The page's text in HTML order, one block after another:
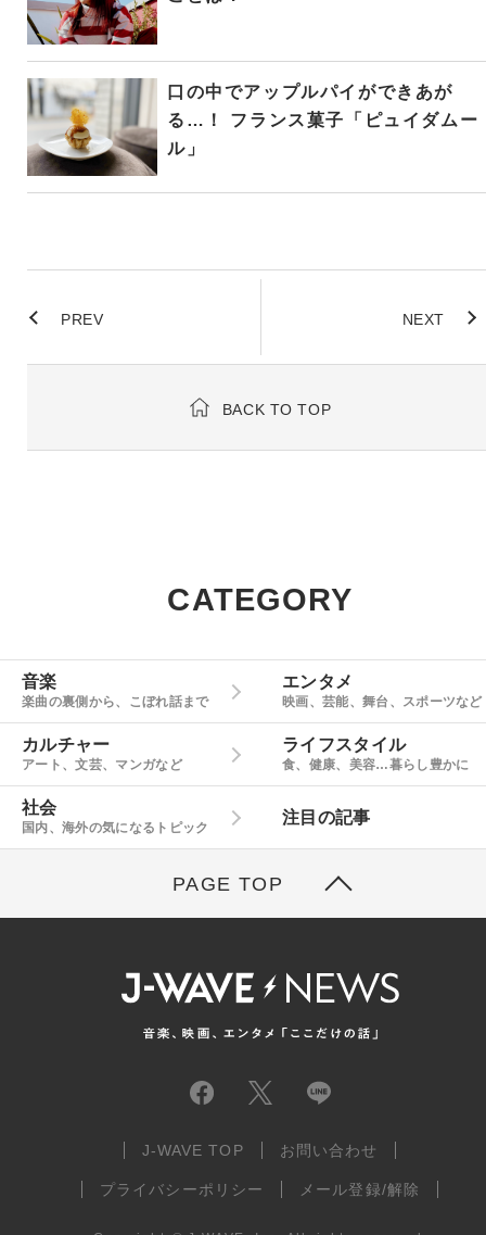
口の中でアップルパイができあが
る…！ フランス菓子「ピュイダムー
ル」
PREV NEXT
BACK TO TOP
CATEGORY
音楽
楽曲の裏側から、こぼれ話まで
エンタメ
映画、芸能、舞台、スポーツなど
カルチャー
アート、文芸、マンガなど
ライフスタイル
食、健康、美容…暮らし豊かに
社会
国内、海外の気になるトピック
注目の記事
PAGE TOP
J-WAVE TOP お問い合わせ
プライバシーポリシー メール登録/解除